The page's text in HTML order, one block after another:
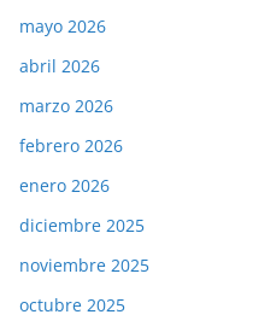
mayo 2026
abril 2026
marzo 2026
febrero 2026
enero 2026
diciembre 2025
noviembre 2025
octubre 2025